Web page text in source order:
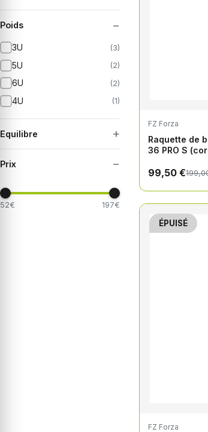
Poids −
3U (3)
5U (2)
6U (2)
4U (1)
Equilibre +
Prix −
52€ 197€
FZ Forza
Raquette de
36 PRO S
99,50 €
ÉPUISÉ
FZ Forza